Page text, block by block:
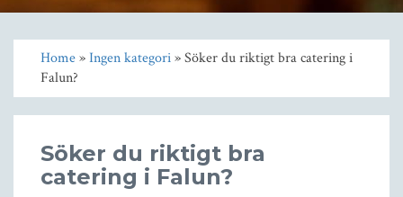
Home»Ingen kategori» Söker du riktigt bra catering i
Falun?
Söker du riktigt bra
catering i Falun?